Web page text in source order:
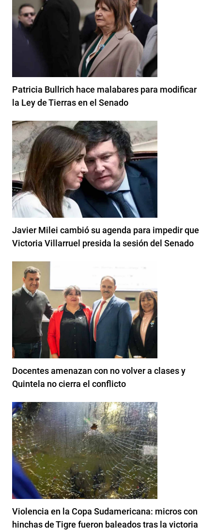
Patricia Bullrich hace malabares para modificar
la Ley de Tierras en el Senado
Javier Milei cambió su agenda para impedir que
Victoria Villarruel presida la sesión del Senado
Docentes amenazan con no volver a clases y
Quintela no cierra el conflicto
Violencia en la Copa Sudamericana: micros con
hinchas de Tigre fueron baleados tras la victoria